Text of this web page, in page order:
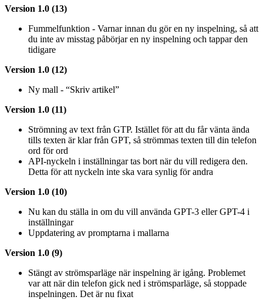
Version 1.0 (13)
Fummelfunktion - Varnar innan du gör en ny inspelning, så att
du inte av misstag påbörjar en ny inspelning och tappar den
tidigare
Version 1.0 (12)
Ny mall - “Skriv artikel”
Version 1.0 (11)
Strömning av text från GTP. Istället för att du får vänta ända
tills texten är klar från GPT, så strömmas texten till din telefon
ord för ord
API-nyckeln i inställningar tas bort när du vill redigera den.
Detta för att nyckeln inte ska vara synlig för andra
Version 1.0 (10)
Nu kan du ställa in om du vill använda GPT-3 eller GPT-4 i
inställningar
Uppdatering av promptarna i mallarna
Version 1.0 (9)
Stängt av strömsparläge när inspelning är igång. Problemet
var att när din telefon gick ned i strömsparläge, så stoppade
inspelningen. Det är nu fixat